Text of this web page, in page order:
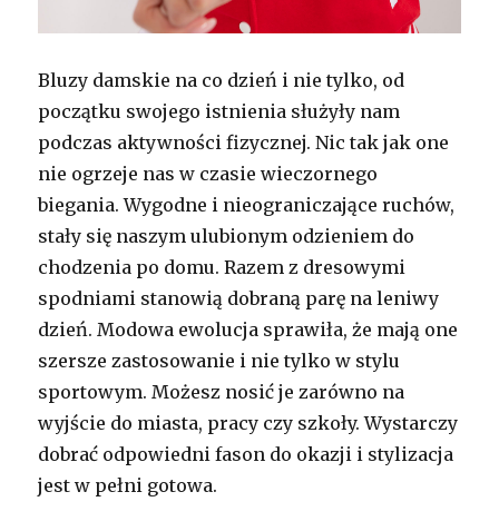
Bluzy damskie na co dzień i nie tylko, od
początku swojego istnienia służyły nam
podczas aktywności fizycznej. Nic tak jak one
nie ogrzeje nas w czasie wieczornego
biegania. Wygodne i nieograniczające ruchów,
stały się naszym ulubionym odzieniem do
chodzenia po domu. Razem z dresowymi
spodniami stanowią dobraną parę na leniwy
dzień. Modowa ewolucja sprawiła, że mają one
szersze zastosowanie i nie tylko w stylu
sportowym. Możesz nosić je zarówno na
wyjście do miasta, pracy czy szkoły. Wystarczy
dobrać odpowiedni fason do okazji i stylizacja
jest w pełni gotowa.